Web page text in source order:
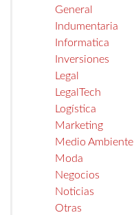
General
Indumentaria
Informatica
Inversiones
Legal
LegalTech
Logística
Marketing
Medio Ambiente
Moda
Negocios
Noticias
Otras